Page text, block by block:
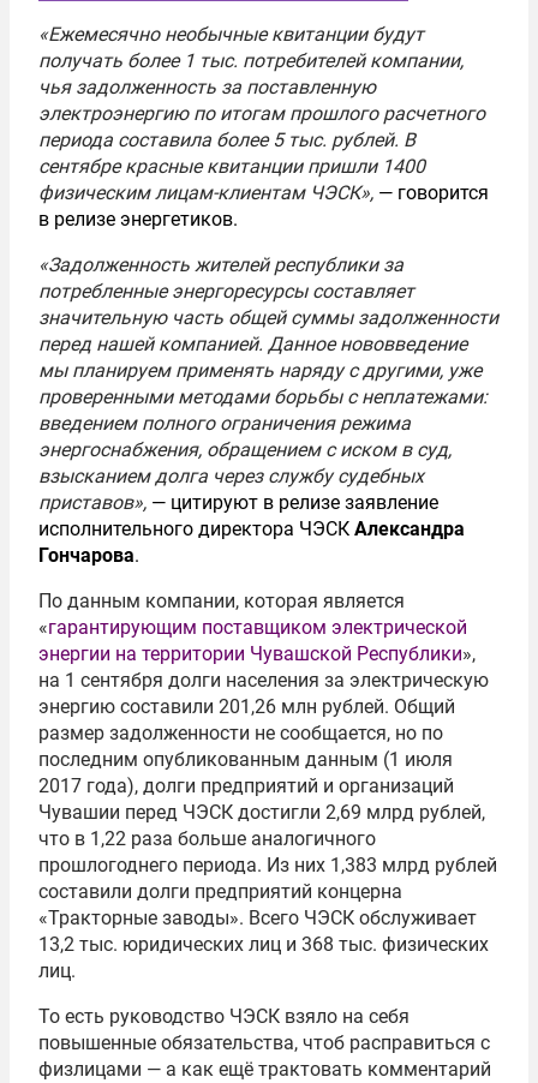
«Ежемесячно необычные квитанции будут
получать более 1 тыс. потребителей компании,
чья задолженность за поставленную
электроэнергию по итогам прошлого расчетного
периода составила более 5 тыс. рублей. В
сентябре красные квитанции пришли 1400
физическим лицам-клиентам ЧЭСК», — говорится
в релизе энергетиков.
«Задолженность жителей республики за
потребленные энергоресурсы составляет
значительную часть общей суммы задолженности
перед нашей компанией. Данное нововведение
мы планируем применять наряду с другими, уже
проверенными методами борьбы с неплатежами:
введением полного ограничения режима
энергоснабжения, обращением с иском в суд,
взысканием долга через службу судебных
приставов», — цитируют в релизе заявление
исполнительного директора ЧЭСК Александра
Гончарова.
По данным компании, которая является
«гарантирующим поставщиком электрической
энергии на территории Чувашской Республики»,
на 1 сентября долги населения за электрическую
энергию составили 201,26 млн рублей. Общий
размер задолженности не сообщается, но по
последним опубликованным данным (1 июля
2017 года), долги предприятий и организаций
Чувашии перед ЧЭСК достигли 2,69 млрд рублей,
что в 1,22 раза больше аналогичного
прошлогоднего периода. Из них 1,383 млрд рублей
составили долги предприятий концерна
«Тракторные заводы». Всего ЧЭСК обслуживает
13,2 тыс. юридических лиц и 368 тыс. физических
лиц.
То есть руководство ЧЭСК взяло на себя
повышенные обязательства, чтоб расправиться с
физлицами — а как ещё трактовать комментарий